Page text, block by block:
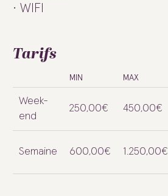
WIFI
Tarifs
MIN MAX
Week-
end
250,00€ 450,00€
Semaine 600,00€ 1.250,00€